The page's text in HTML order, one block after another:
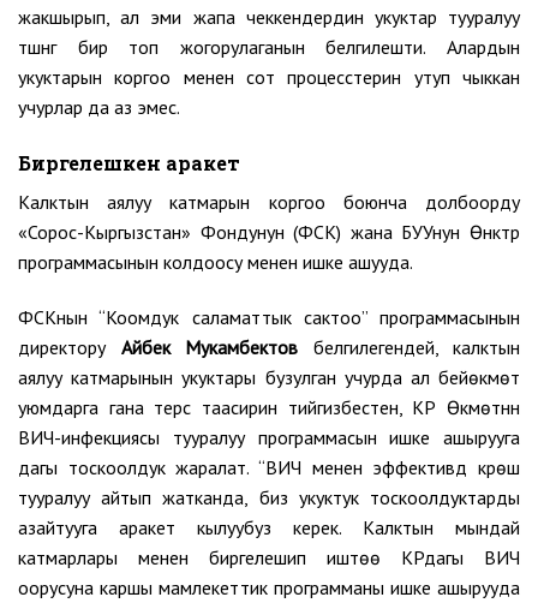
жакшырып, ал эми жапа чеккендердин укуктар тууралуу
түшүнүгү бир топ жогорулаганын белгилешти. Алардын
укуктарын коргоо менен сот процесстерин утуп чыккан
учурлар да аз эмес.
Биргелешкен аракет
Калктын аялуу катмарын коргоо боюнча долбоорду
«Сорос-Кыргызстан» Фондунун (ФСК) жана БУУнун Өнүктүрүү
программасынын колдоосу менен ишке ашууда.
ФСКнын “Коомдук саламаттык сактоо” программасынын
директору Айбек Мукамбектов белгилегендей, калктын
аялуу катмарынын укуктары бузулган учурда ал бейөкмөт
уюмдарга гана терс таасирин тийгизбестен, КР Өкмөтүнүн
ВИЧ-инфекциясы тууралуу программасын ишке ашырууга
дагы тоскоолдук жаралат. “ВИЧ менен эффективдүү күрөшүү
тууралуу айтып жатканда, биз укуктук тоскоолдуктарды
азайтууга аракет кылуубуз керек. Калктын мындай
катмарлары менен биргелешип иштөө КРдагы ВИЧ
оорусуна каршы мамлекеттик программаны ишке ашырууда